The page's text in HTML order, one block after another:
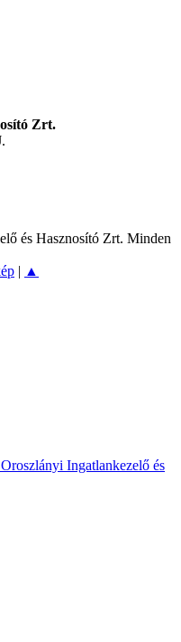
Zrt.
és Hasznosító Zrt. Minden
| ▲
Ingatlankezelő és